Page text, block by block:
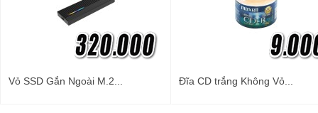
Vỏ SSD Gắn Ngoài M.2... Đĩa CD trắng Không Vỏ...